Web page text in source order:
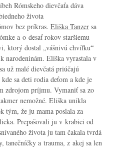
Rómskeho dievčaťa dáva
života
bez príkras. Eliška Tanzersa
a o desať rokov staršiemu
ktorý dostal „vášnivú chvíľku“
narodeninám. Eliška vyrastala v
už malé dievčatá priúčajú
sa deti rodia deťom a kde je
zdrojom príjmu. Vymaniť sa zo
nemožné. Eliška unikla
tým, že ju mama poslala za
Prepašovali ju v krabici od
života ju tam čakala tvrdá
tanečníčky a trauma, z akej sa len